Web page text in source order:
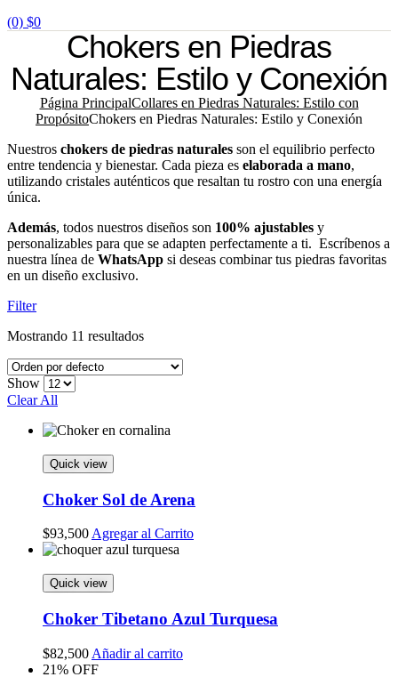
(0) $0
Chokers en Piedras
Naturales: Estilo y Conexión
Página PrincipalCollares en Piedras Naturales: Estilo con
PropósitoChokers en Piedras Naturales: Estilo y Conexión
Nuestros chokers de piedras naturales son el equilibrio perfecto
entre tendencia y bienestar. Cada pieza es elaborada a mano,
utilizando cristales auténticos que resaltan tu rostro con una energía
única.
Además, todos nuestros diseños son 100% ajustables y
personalizables para que se adapten perfectamente a ti. Escríbenos a
nuestra línea de WhatsApp si deseas combinar tus piedras favoritas
en un diseño exclusivo.
Filter
Mostrando 11 resultados
Show
Clear All
Quick view
Choker Sol de Arena
$93,500 Agregar al Carrito
Quick view
Choker Tibetano Azul Turquesa
$82,500 Añadir al carrito
21% OFF